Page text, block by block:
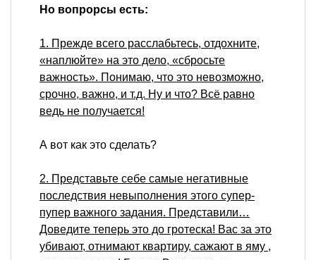
Но вопрорсы есть:
1. Прежде всего расслабьтесь, отдохните,
«наплюйте» на это дело, «сбросьте
важность». Понимаю, что это невозможно,
срочно, важно, и т.д. Ну и что? Всё равно
ведь не получается!
А вот как это сделать?
2. Представьте себе самые негативные
последствия невыполнения этого супер-
пупер важного задания. Представили…
Доведите теперь это до гротеска! Вас за это
убивают, отнимают квартиру, сажают в яму ,